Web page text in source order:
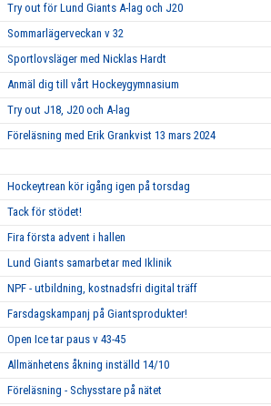
Try out för Lund Giants A-lag och J20
Sommarlägerveckan v 32
Sportlovsläger med Nicklas Hardt
Anmäl dig till vårt Hockeygymnasium
Try out J18, J20 och A-lag
Föreläsning med Erik Grankvist 13 mars 2024
Hockeytrean kör igång igen på torsdag
Tack för stödet!
Fira första advent i hallen
Lund Giants samarbetar med Iklinik
NPF - utbildning, kostnadsfri digital träff
Farsdagskampanj på Giantsprodukter!
Open Ice tar paus v 43-45
Allmänhetens åkning inställd 14/10
Föreläsning - Schysstare på nätet